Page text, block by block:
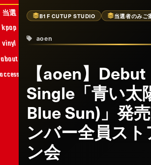
当選
kpop
vinyl
about
B1F CUTUP STUDIO 当選者のみご
aoen
【aoen】Debut
Single「青い太
Blue Sun)」発
ンバー全員スト
ン会